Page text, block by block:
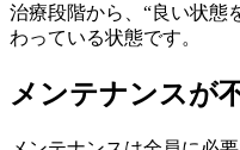
治療段階から、“良い状態
わっている状態です。
メンテナンスが